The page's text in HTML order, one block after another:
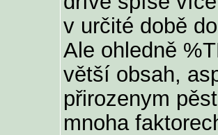
v určité době
Ale ohledně
větší obsah,
přirozenym
mnoha